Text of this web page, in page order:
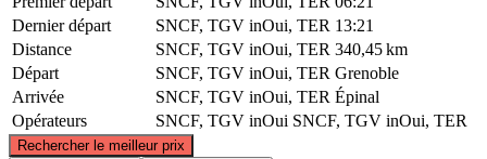
Dernier départ
SNCF, TGV inOui, TER 13:21
Distance
SNCF, TGV inOui, TER 340,45 km
Départ
SNCF, TGV inOui, TER Grenoble
Arrivée
SNCF, TGV inOui, TER Épinal
Opérateurs
SNCF, TGV inOui SNCF, TGV inOui, TER
Rechercher le meilleur prix
©CARTO, © OpenStreetMap contributors